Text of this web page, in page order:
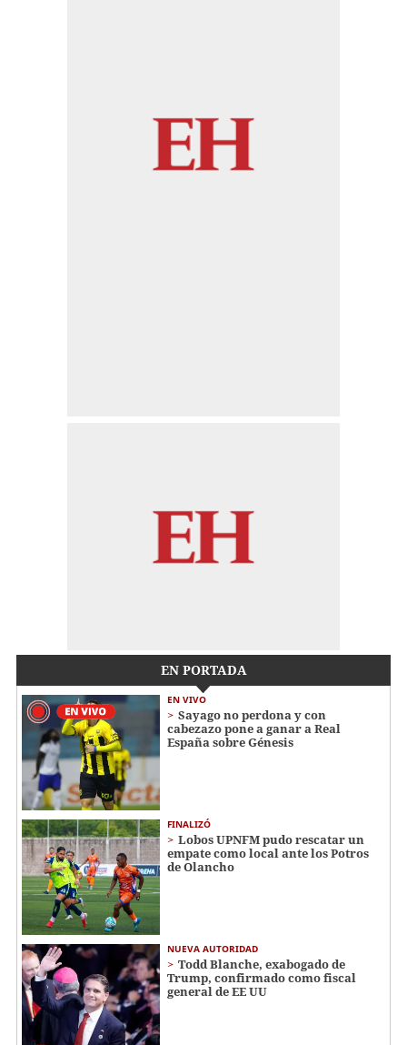
EN PORTADA
EN VIVO
Sayago no perdona y con
cabezazo pone a ganar a Real
España sobre Génesis
FINALIZÓ
Lobos UPNFM pudo rescatar un
empate como local ante los Potros
de Olancho
NUEVA AUTORIDAD
Todd Blanche, exabogado de
Trump, confirmado como fiscal
general de EE UU